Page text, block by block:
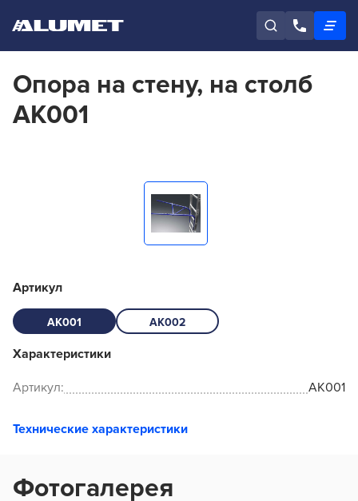
Опора на стену, на столб
АК001
Артикул
АК001 АК002
Характеристики
Артикул: АК001
Технические характеристики
Фотогалерея